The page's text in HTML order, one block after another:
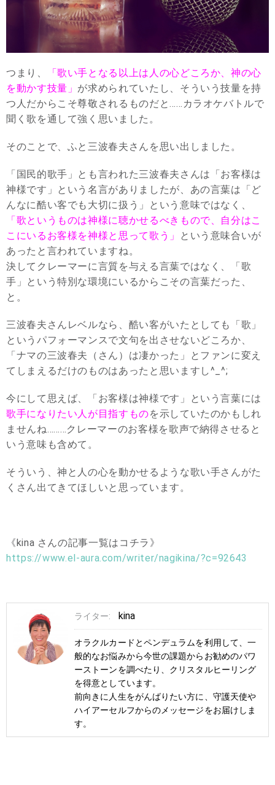
つまり、
「歌い手となる以上は人の心どころか、神の心
を動かす技量」 が求められていたし、そういう技量を持
つ人だからこそ尊敬されるものだと……カラオケバトルで
聞く歌を通して強く思いました。
そのことで、ふと三波春夫さんを思い出しました。
「国民的歌手」とも言われた三波春夫さんは「お客様は
神様です」という名言がありましたが、あの言葉は「ど
んなに酷い客でも大切に扱う」という意味ではなく、
「歌というものは神様に聴かせるべきもので、自分はこ
こにいるお客様を神様と思って歌う」
という意味合いが
あったと言われていますね。
決してクレーマーに言質を与える言葉ではなく、「歌
手」という特別な環境にいるからこその言葉だった、
と。
三波春夫さんレベルなら、酷い客がいたとしても「歌」
というパフォーマンスで文句を出させないどころか、
「ナマの三波春夫（さん）は凄かった」とファンに変え
てしまえるだけのものはあったと思いますし^_^;
今にして思えば、「お客様は神様です」という言葉には
歌手になりたい人が目指すものを示していたのかもしれ
ませんね………クレーマーのお客様を歌声で納得させると
いう意味も含めて。
そういう、神と人の心を動かせるような歌い手さんがた
くさん出てきてほしいと思っています。
《kina さんの記事一覧はコチラ》
https://www.el-aura.com/writer/nagikina/?c=92643
ライター: kina
オラクルカードとペンデュラムを利用して、一
般的なお悩みから今世の課題からお勧めのパワ
ーストーンを調べたり、クリスタルヒーリング
を得意としています。
前向きに人生をがんばりたい方に、守護天使や
ハイアーセルフからのメッセージをお届けしま
す。